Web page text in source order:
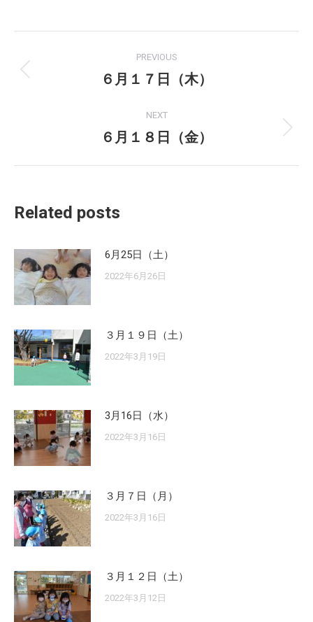
navigation
PREVIOUS
Previous
６月１７日（木）
NEXT
Next
６月１８日（金）
Related posts
6月25日（土）
2022年6月26日
３月１９日（土）
2022年3月19日
3月16日（水）
2022年3月16日
３月７日（月）
2022年3月16日
３月１２日（土）
2022年3月12日